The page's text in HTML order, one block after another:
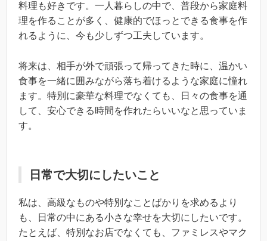
料理も好きです。一人暮らしの中で、普段から家庭料
理を作ることが多く、健康的でほっとできる食事を作
れるように、今も少しずつ工夫しています。
将来は、相手が外で頑張って帰ってきた時に、温かい
食事を一緒に囲みながら落ち着けるような家庭に憧れ
ます。特別に豪華な料理でなくても、日々の食事を通
して、安心できる時間を作れたらいいなと思っていま
す。
日常で大切にしたいこと
私は、高級なものや特別なことばかりを求めるより
も、日常の中にある小さな幸せを大切にしたいです。
たとえば、特別なお店でなくても、ファミレスやマク